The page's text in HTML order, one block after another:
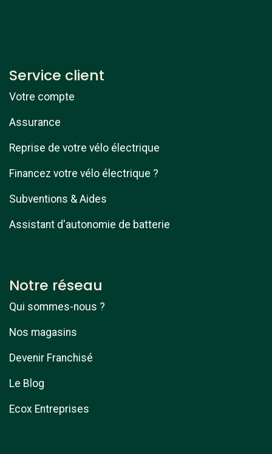
Service client
Votre compte
Assurance
Reprise de votre vélo électrique
Financez votre vélo électrique ?
Subventions & Aides
Assistant d'autonomie de batterie
Notre réseau
Qui sommes-nous ?
Nos magasins
Devenir Franchisé
Le Blog
Ecox Entreprises